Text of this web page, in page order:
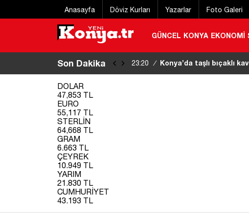
Anasayfa Döviz Kurları Yazarlar Foto Galeri
GÜNCEL KONYA EKONOMİ
Son Dakika 22:55 / Konya Bisiklet Festivali
DOLAR
47,853 TL
EURO
55,117 TL
STERLİN
64,668 TL
GRAM
6.663 TL
ÇEYREK
10.949 TL
YARIM
21.830 TL
CUMHURİYET
43.193 TL